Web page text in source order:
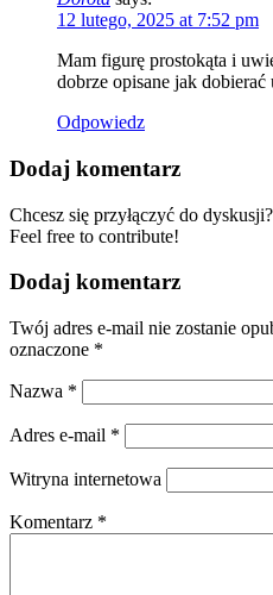
12 lutego, 2025 at 7:52 pm
Mam figurę prostokąta i
dobrze opisane jak dobierać
Odpowiedz
Dodaj komentarz
Chcesz się przyłączyć do dyskusji?
Feel free to contribute!
Dodaj komentarz
Twój adres e-mail nie zostanie
oznaczone *
Nazwa *
Adres e-mail *
Witryna internetowa
Komentarz *